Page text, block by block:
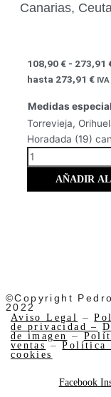
Canarias,
108,90€ - 273,91
hasta 273,91 €
Medidas
Torrevieja,
Horadada (19)
AÑADIR
©Copyright
2022
Aviso Legal –
de privacidad –
de imagen –
ventas –Política
cookies
Facebook